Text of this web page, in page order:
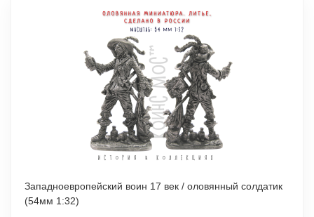
Западноевропейский воин 17 век / оловянный солдатик
(54мм 1:32)